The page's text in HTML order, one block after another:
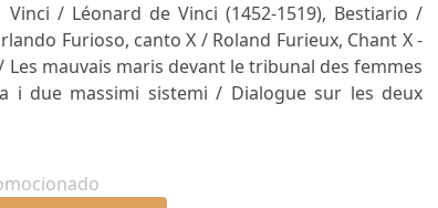
/ Léonard de Vinci (1452-1519), Bestiario /
Furioso, canto X / Roland Furieux, Chant X -
mauvais maris devant le tribunal des femmes
i due massimi sistemi / Dialogue sur les deux